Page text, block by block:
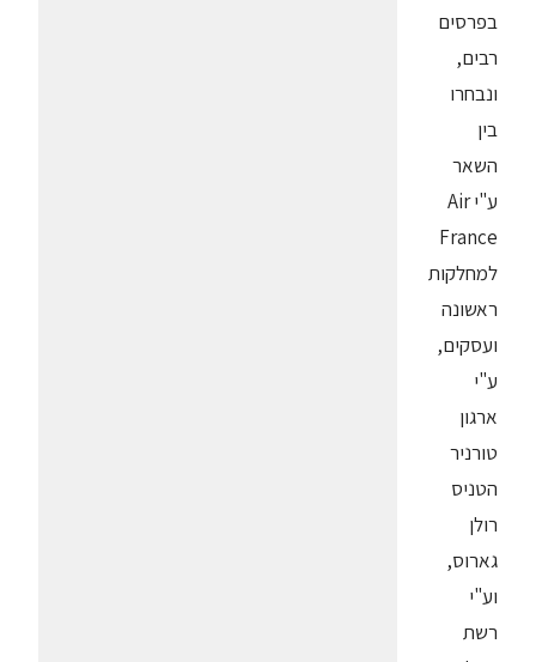
בפרסים
רבים,
ונבחרו
בין
השאר
ע"י Air
France
למחלקות
ראשונה
ועסקים,
ע"י
ארגון
טורניר
הטניס
רולן
גארוס,
וע"י
רשת